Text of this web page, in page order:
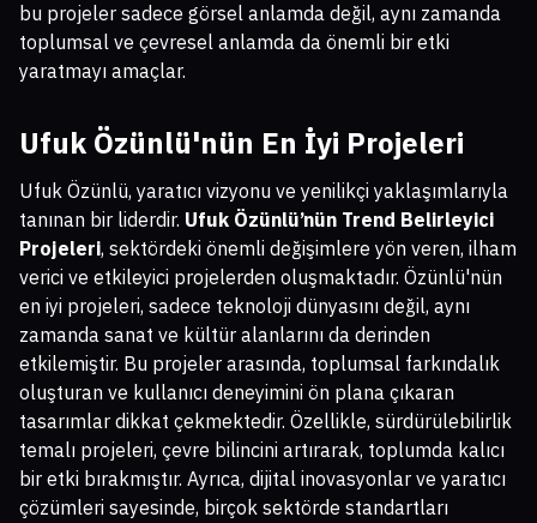
bu projeler sadece görsel anlamda değil, aynı zamanda
toplumsal ve çevresel anlamda da önemli bir etki
yaratmayı amaçlar.
Ufuk Özünlü'nün En İyi Projeleri
Ufuk Özünlü, yaratıcı vizyonu ve yenilikçi yaklaşımlarıyla
tanınan bir liderdir. Ufuk Özünlü’nün Trend Belirleyici
Projeleri, sektördeki önemli değişimlere yön veren, ilham
verici ve etkileyici projelerden oluşmaktadır. Özünlü'nün
en iyi projeleri, sadece teknoloji dünyasını değil, aynı
zamanda sanat ve kültür alanlarını da derinden
etkilemiştir. Bu projeler arasında, toplumsal farkındalık
oluşturan ve kullanıcı deneyimini ön plana çıkaran
tasarımlar dikkat çekmektedir. Özellikle, sürdürülebilirlik
temalı projeleri, çevre bilincini artırarak, toplumda kalıcı
bir etki bırakmıştır. Ayrıca, dijital inovasyonlar ve yaratıcı
çözümleri sayesinde, birçok sektörde standartları